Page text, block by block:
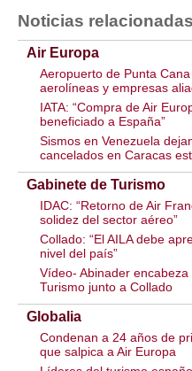
Noticias relacionadas
Air Europa
Aeropuerto de Punta
aerolíneas y empresas
IATA: “Compra de Air
beneficiado a España”
Sismos en Venezuela
cancelados en Caracas
Gabinete de Turismo
IDAC: “Retorno de Air
solidez del sector aéreo”
Collado: “El AILA debe
nivel del país”
Vídeo- Abinader
Turismo junto a Collado
Globalia
Condenan a 24 años de
que salpica a Air Europa